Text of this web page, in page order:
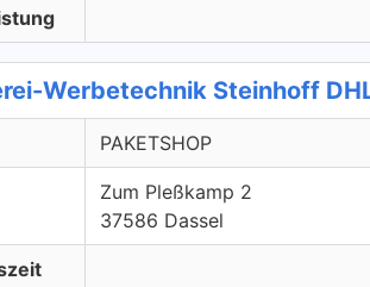
Werbetechnik Steinhoff
PAKETSHOP
Zum Pleßkamp 2
37586 Dassel